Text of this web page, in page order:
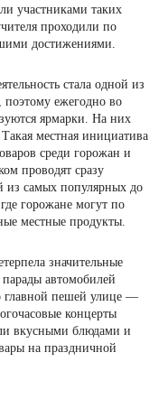
участниками таких
проходили по
достижениями.
стала одной из
поэтому ежегодно во
ярмарки. На них
местная инициатива
среди горожан и
проводят сразу
из самых популярных до
где горожане могут по
местные продукты.
значительные
автомобилей
главной пешей улице —
концерты
вкусными блюдами и
на праздничной